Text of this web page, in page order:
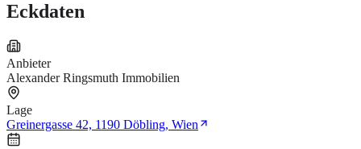
Eckdaten
Anbieter
Alexander Ringsmuth Immobilien
Lage
Greinergasse 42, 1190 Döbling, Wien